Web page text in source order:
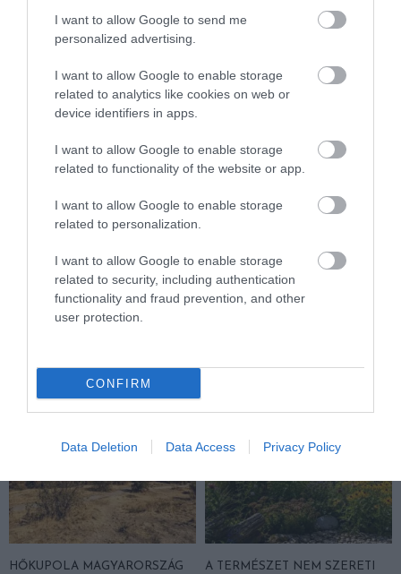
I want to allow Google to send me
personalized advertising.
I want to allow Google to enable storage
related to analytics like cookies on web or
device identifiers in apps.
I want to allow Google to enable storage
related to functionality of the website or app.
I want to allow Google to enable storage
related to personalization.
I want to allow Google to enable storage
related to security, including authentication
functionality and fraud prevention, and other
user protection.
CONFIRM
Data Deletion Data Access Privacy Policy
HASONLÓ ÉRDEKESSÉGEK
A KORALLZÁTONY NEM CSAK
SZÍNES HALAKBÓL ÁLL: MOST
500 EDDIG ISMERETLEN
LAKÓJÁT MUTATTA MEG
NEM CSAK A FÖLD
SZOMJAZIK: LÉGKÖRI ASZÁLY
SZÍVJA KI A VIZET A
HŐKUPOLA MAGYARORSZÁG
A TERMÉSZET NEM SZERETI